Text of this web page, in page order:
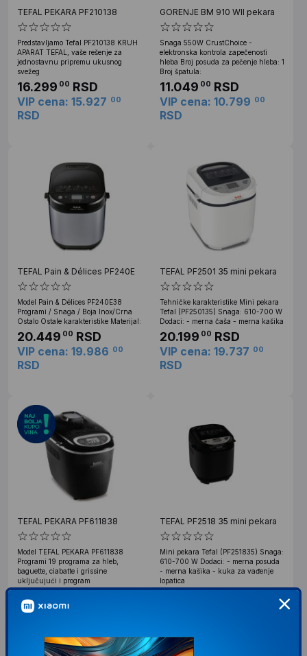
TEFAL PEKARA PF210138
Predstavljamo Tefal PF210138 KRUH
APARAT TEFAL, vaše rešenje za
jednostavnu pripremu ukusnog
svežeg
16.299 00 RSD
VIP cena: 15.927 00
RSD
GORENJE BM 910 WII pekara
Snaga 550W CrustChoice -
elektronska kontrola zapečenosti
hleba Broj posuda za pečenje hleba: 1
Broj špatula:
11.049 00 RSD
VIP cena: 10.799 00
RSD
TEFAL Pain & Délices PF240E
Model Pain & Délices PF240E38
Programi / Snaga / Boja Inox/Crna
Ostalo Ostale karakteristike Materijal:
20.449 00 RSD
VIP cena: 19.986 00
RSD
TEFAL PF2501 35 mini pekara
Tehničke karakteristike Mini pekara
Tefal (PF250135) Snaga: 610-700 W
Dodaci: - merna čaša - merna kašika
20.199 00 RSD
VIP cena: 19.737 00
RSD
TEFAL PEKARA PF611838
Model TEFAL PEKARA PF611838
Programi 19 programa za hleb,
baguette, ciabatte i grissine
uključujući i program
TEFAL PF2518 35 mini pekara
Mini pekara Tefal (PF251835) Snaga:
610-700 W Dodaci: - merna posuda
- merna kašika - kuka za vađenje
lopatica